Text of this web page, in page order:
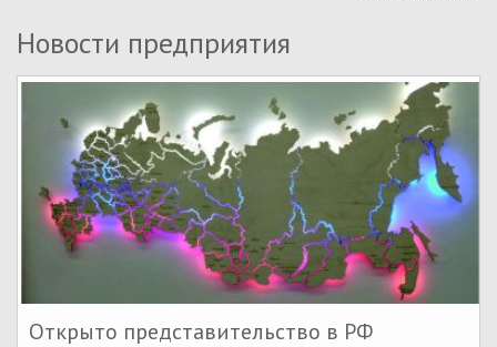
Новости предприятия
Открыто представительство в РФ